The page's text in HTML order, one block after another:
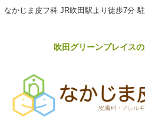
吹田グリーンプレイス
なかじま皮フ科 JR吹田駅より徒歩7分